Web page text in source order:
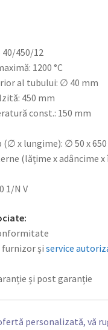
40/450/12
1200 °C
al tubului: ∅ 40 mm
450 mm
const.: 150 mm
(∅ x lungime): ∅ 50 x
(lățime x adâncime x
1/N V
și service
și post garanție
personalizată, vă